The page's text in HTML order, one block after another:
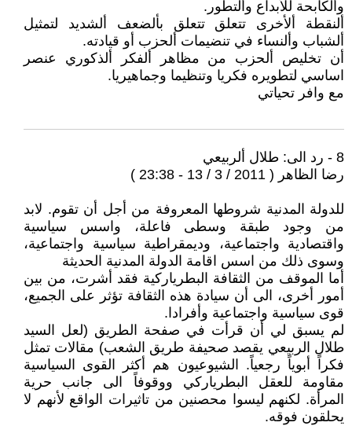
وألكابحة للأبداع وألتطور.
ألنقطة ألأخرى تتعلق تتعلق بألضعف ألشديد لتمثيل
ألشباب وألنساء في تنضيمات ألحزب أو قيادته.
أن تخليص ألحزب من مظاهر ألفكر ألذكوري عنصر
اساسي لتطويره فكريا وتنظيما وجماهيريا.
مع وافر تحياتي
8 - رد الى: طلال ألربيعي
رضا الظاهر ( 2011 / 3 / 13 - 23:38 )
للدولة المدنية شروطها المعروفة من أجل أن تقوم. لابد
من وجود طبقة وسطى فاعلة، واسس سياسية
واقتصادية واجتماعية، وديمقراطية سياسية واجتماعية،
وسوى ذلك من اسس اقامة الدولة المدنية الحديثة
أما الموقف من الثقافة البطرياركية فقد أشرت، من بين
أمور أخرى، الى أن سيادة هذه الثقافة تؤثر على الجميع،
قوى سياسية واجتماعية وأفرادا.
لم يسبق لي أن قرأت في صفحة الطريق (لعل السيد
طلال الربيعي يقصد صحيفة طريق الشعب) مقالات تمثل
فكراً أبوياً رجعياً. الشيوعيون هم أكثر القوى السياسية
مقاومة للعقل البطرياركي ووقوفاً الى جانب حرية
المرأة. لكنهم ليسوا محصنين من تاثيرات الواقع لأنهم لا
يحلقون فوقه.